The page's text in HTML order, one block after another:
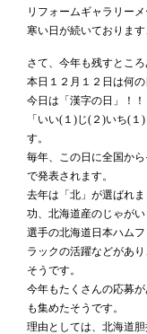
リフォームギャラリーメ
寒い日が続いておりま
さて、今年も残すところ
本日１２月１２日は何
今日は「漢字の日」！！
「いい(１)じ(２)いち(
す。
毎年、この日に全国か
で発表されます。
去年は「北」が選ばれ
功、北海道産のじゃが
選手の北海道日本ハム
ラックの活躍などがあ
そうです。
今年もたくさんの応募
も集めたそうです。
理由としては、北海道